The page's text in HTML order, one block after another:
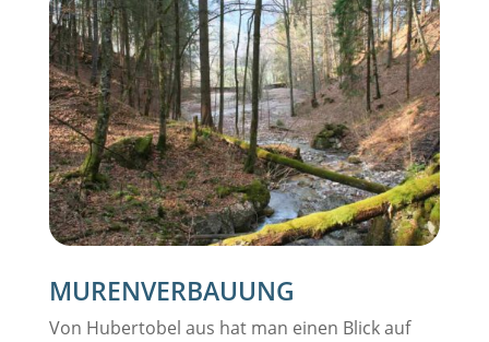
MURENVERBAUUNG
Von Hubertobel aus hat man einen Blick auf